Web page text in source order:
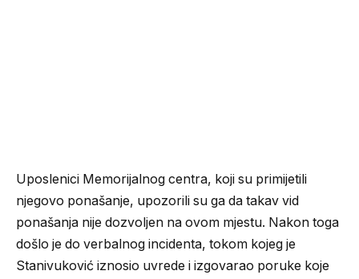
Uposlenici Memorijalnog centra, koji su primijetili
njegovo ponašanje, upozorili su ga da takav vid
ponašanja nije dozvoljen na ovom mjestu. Nakon toga
došlo je do verbalnog incidenta, tokom kojeg je
Stanivuković iznosio uvrede i izgovarao poruke koje